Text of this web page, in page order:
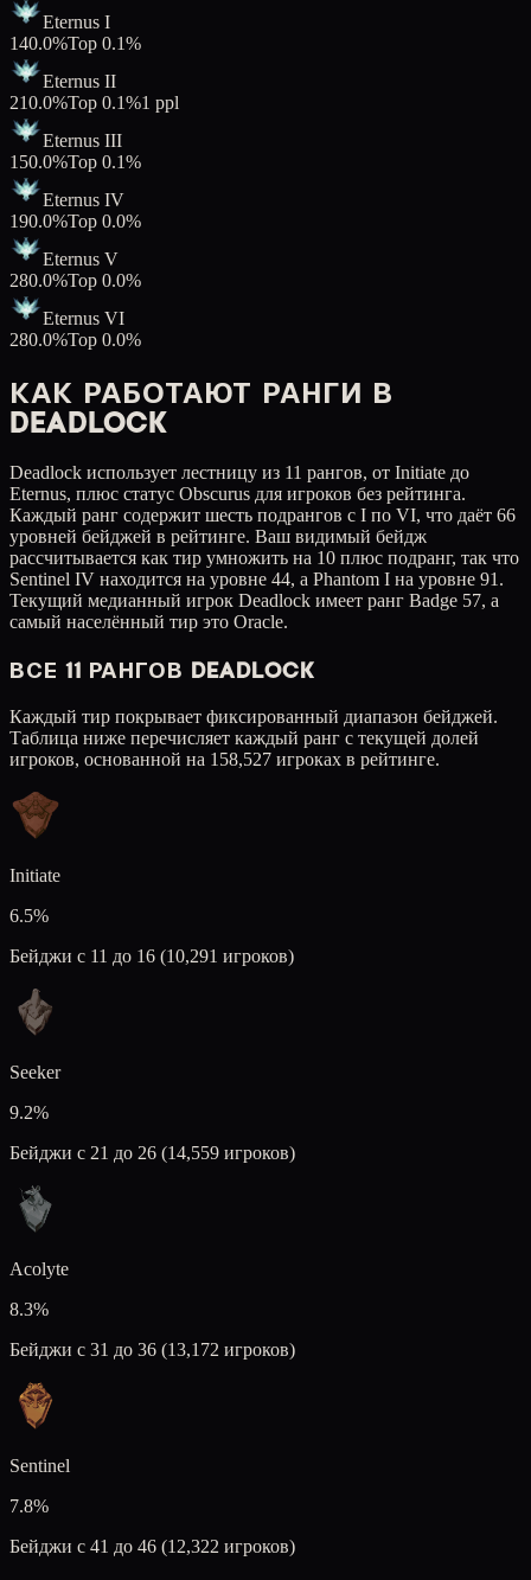
Eternus I
140.0%Top 0.1%
Eternus II
210.0%Top 0.1%1 ppl
Eternus III
150.0%Top 0.1%
Eternus IV
190.0%Top 0.0%
Eternus V
280.0%Top 0.0%
Eternus VI
280.0%Top 0.0%
КАК РАБОТАЮТ РАНГИ В
DEADLOCK
Deadlock использует лестницу из 11 рангов, от Initiate до
Eternus, плюс статус Obscurus для игроков без рейтинга.
Каждый ранг содержит шесть подрангов с I по VI, что даёт 66
уровней бейджей в рейтинге. Ваш видимый бейдж
рассчитывается как тир умножить на 10 плюс подранг, так что
Sentinel IV находится на уровне 44, а Phantom I на уровне 91.
Текущий медианный игрок Deadlock имеет ранг Badge 57, а
самый населённый тир это Oracle.
ВСЕ 11 РАНГОВ DEADLOCK
Каждый тир покрывает фиксированный диапазон бейджей.
Таблица ниже перечисляет каждый ранг с текущей долей
игроков, основанной на 158,527 игроках в рейтинге.
Initiate
6.5%
Бейджи с 11 до 16 (10,291 игроков)
Seeker
9.2%
Бейджи с 21 до 26 (14,559 игроков)
Acolyte
8.3%
Бейджи с 31 до 36 (13,172 игроков)
Sentinel
7.8%
Бейджи с 41 до 46 (12,322 игроков)